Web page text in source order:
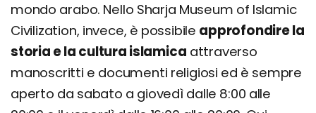
mondo arabo. Nello Sharja Museum of Islamic
Civilization, invece, è possibile approfondire la
storia e la cultura islamica attraverso
manoscritti e documenti religiosi ed è sempre
aperto da sabato a giovedì dalle 8:00 alle